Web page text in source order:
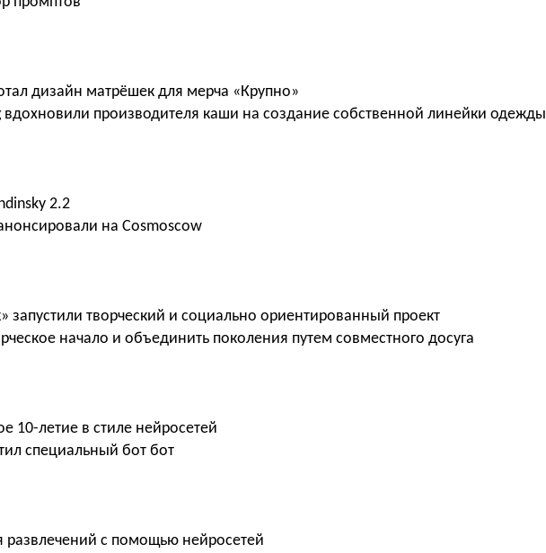
дизайн матрёшек для мерча «Крупно»
вдохновили производителя каши на создание собственной линейки одежды
2.2
на Cosmoscow
запустили творческий и социально ориентированный проект
начало и объединить поколения путем совместного досуга
10-летие в стиле нейросетей
специальный бот бот
с помощью нейросетей